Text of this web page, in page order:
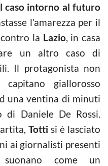
caso intorno al futuro
l’amarezza per il
la Lazio, in casa
un altro caso di
Il protagonista non
giallorosso
una ventina di minuti
Daniele De Rossi.
Totti si è lasciato
ai giornalisti presenti
come un